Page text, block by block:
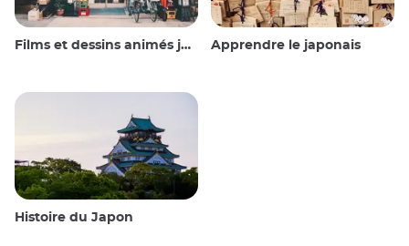
Films et dessins animés japonais Apprendre le japonais
Histoire du Japon